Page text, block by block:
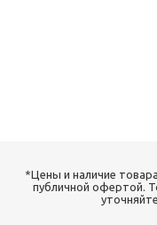
*Цены и наличие
публичной офертой.